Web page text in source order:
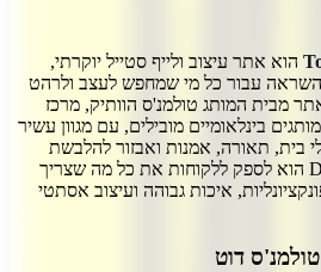
הוא אתר עיצוב ולייף סטייל יוקרתי,
השראה עבור כל מי שמחפש לעצב ולרהט
מבית המותג טולמנ'ס הוותיק, מרכז
בינלאומיים מובילים, עם מגוון עשיר
בית, תאורה, אמנות ואבזור להלבשת
הבית. החזון של טולמנ'ס DOT הוא לספק ללקוחות את כל מה שצריך
איכות גבוהה ועיצוב אסתטי
דוט